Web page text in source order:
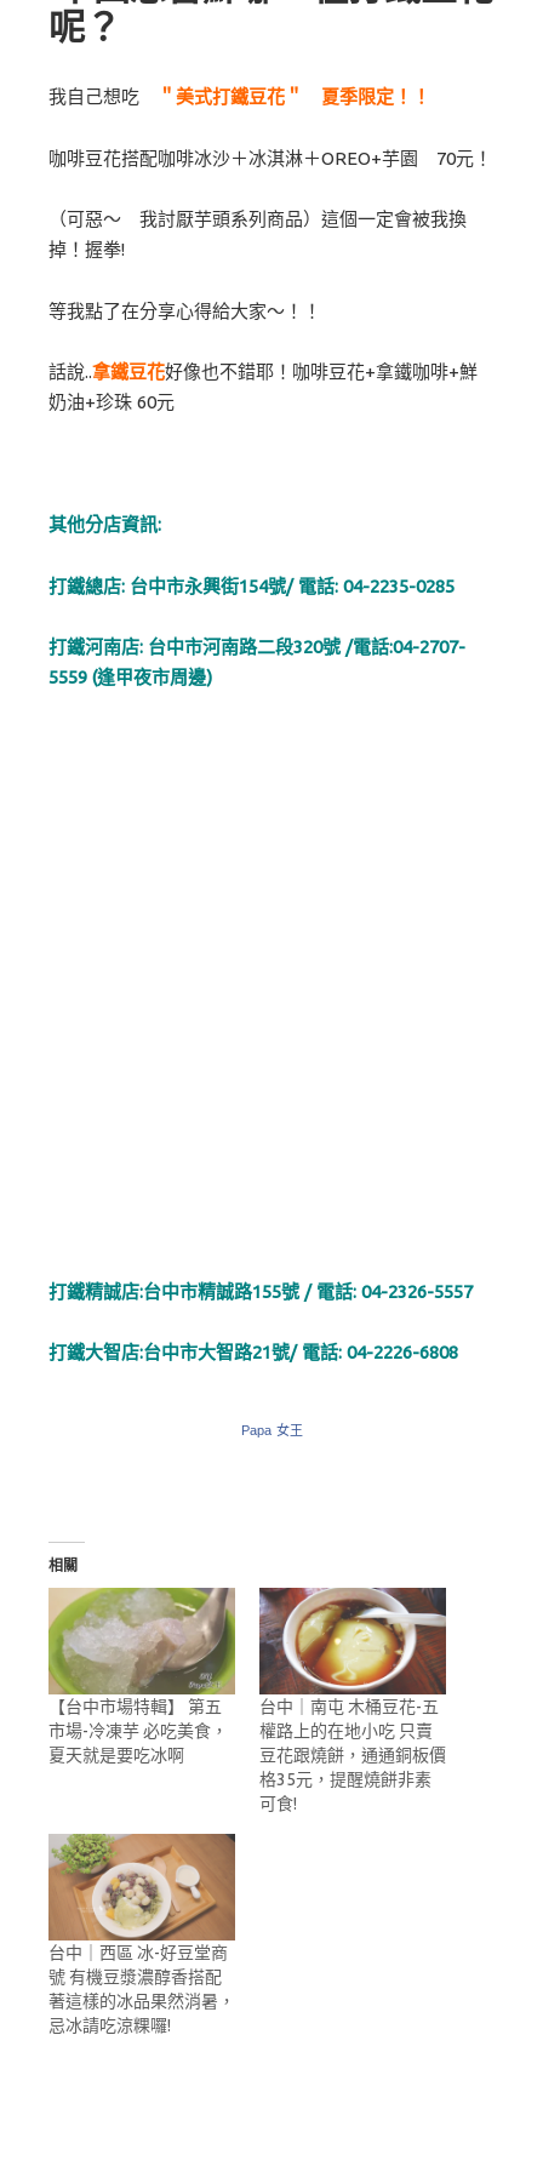
呢？
我自己想吃 ＂美式打鐵豆花＂ 夏季限定！！
咖啡豆花搭配咖啡冰沙＋冰淇淋＋OREO+芋園 70元！
（可惡～ 我討厭芋頭系列商品）這個一定會被我換
掉！握拳!
等我點了在分享心得給大家～！！
話說..拿鐵豆花好像也不錯耶！咖啡豆花+拿鐵咖啡+鮮
奶油+珍珠 60元
其他分店資訊:
打鐵總店: 台中市永興街154號/ 電話: 04-2235-0285
打鐵河南店: 台中市河南路二段320號 /電話:04-2707-
5559 (逢甲夜市周邊)
打鐵精誠店:台中市精誠路155號 / 電話: 04-2326-5557
打鐵大智店:台中市大智路21號/ 電話: 04-2226-6808
Papa 女王
相關
【台中市場特輯】 第五
市場-冷凍芋 必吃美食，
夏天就是要吃冰啊
台中｜南屯 木桶豆花-五
權路上的在地小吃 只賣
豆花跟燒餅，通通銅板價
格35元，提醒燒餅非素
可食!
台中｜西區 冰-好豆堂商
號 有機豆漿濃醇香搭配
著這樣的冰品果然消暑，
忌冰請吃涼粿囉!